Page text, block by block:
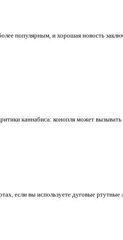
популярным, и хорошая новость
каннабиса: конопля может
если вы используете дуговые